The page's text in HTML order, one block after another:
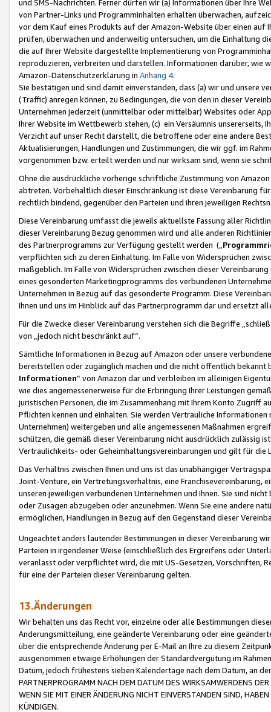
und SMS-Nachrichten. Ferner dürfen wir (a) Informationen über Ihre
von Partner-Links und Programminhalten erhalten überwachen,
vor dem Kauf eines Produkts auf der Amazon-Website über einen
prüfen, überwachen und anderweitig untersuchen, um die Einhaltung
die auf Ihrer Website dargestellte Implementierung von
reproduzieren, verbreiten und darstellen. Informationen darüber, wie
Amazon-Datenschutzerklärung in Anhang 4.
Sie bestätigen und sind damit einverstanden, dass (a) wir und
(Traffic) anregen können, zu Bedingungen, die von den in dieser
Unternehmen jederzeit (unmittelbar oder mittelbar) Websites oder
Ihrer Website im Wettbewerb stehen, (c) ein Versäumnis unsererseits,
Verzicht auf unser Recht darstellt, die betroffene oder eine andere
Aktualisierungen, Handlungen und Zustimmungen, die wir ggf. im
vorgenommen bzw. erteilt werden und nur wirksam sind, wenn sie
Ohne die ausdrückliche vorherige schriftliche Zustimmung von
abtreten. Vorbehaltlich dieser Einschränkung ist diese Vereinbarung
rechtlich bindend, gegenüber den Parteien und ihren jeweiligen
Diese Vereinbarung umfasst die jeweils aktuellste Fassung aller
dieser Vereinbarung Bezug genommen wird und alle anderen
des Partnerprogramms zur Verfügung gestellt werden („
verpflichten sich zu deren Einhaltung. Im Falle von Widersprüchen
maßgeblich. Im Falle von Widersprüchen zwischen dieser
eines gesonderten Marketingprogramms des verbundenen
Unternehmen in Bezug auf das gesonderte Programm. Diese
Ihnen und uns im Hinblick auf das Partnerprogramm dar und ersetzt
Für die Zwecke dieser Vereinbarung verstehen sich die Begriffe
von „jedoch nicht beschränkt auf“.
Sämtliche Informationen in Bezug auf Amazon oder unsere
bereitstellen oder zugänglich machen und die nicht öffentlich
Informationen“ von Amazon dar und verbleiben im alleinigen
wie dies angemessenerweise für die Erbringung Ihrer Leistungen
juristischen Personen, die im Zusammenhang mit Ihrem Konto
Pflichten kennen und einhalten. Sie werden Vertrauliche
Unternehmen) weitergeben und alle angemessenen Maßnahmen
schützen, die gemäß dieser Vereinbarung nicht ausdrücklich zulässig
Vertraulichkeits- oder Geheimhaltungsvereinbarungen und gilt für die
Das Verhältnis zwischen Ihnen und uns ist das unabhängiger
Joint-Venture, ein Vertretungsverhältnis, eine Franchisevereinbarung,
unseren jeweiligen verbundenen Unternehmen und Ihnen. Sie sind
oder Zusagen abzugeben oder anzunehmen. Wenn Sie eine andere
ermöglichen, Handlungen in Bezug auf den Gegenstand dieser
Ungeachtet anders lautender Bestimmungen in dieser Vereinbarung
Parteien in irgendeiner Weise (einschließlich des Ergreifens oder
veranlasst oder verpflichtet wird, die mit US-Gesetzen, Vorschriften,
für eine der Parteien dieser Vereinbarung gelten.
13.Änderungen
Wir behalten uns das Recht vor, einzelne oder alle Bestimmungen
Änderungsmitteilung, eine geänderte Vereinbarung oder eine
über die entsprechende Änderung per E-Mail an Ihre zu diesem
ausgenommen etwaige Erhöhungen der Standardvergütung im
Datum, jedoch frühestens sieben Kalendertage nach dem Datum, an
PARTNERPROGRAMM NACH DEM DATUM DES WIRKSAMWERDENS
WENN SIE MIT EINER ÄNDERUNG NICHT EINVERSTANDEN SIND,
KÜNDIGEN.